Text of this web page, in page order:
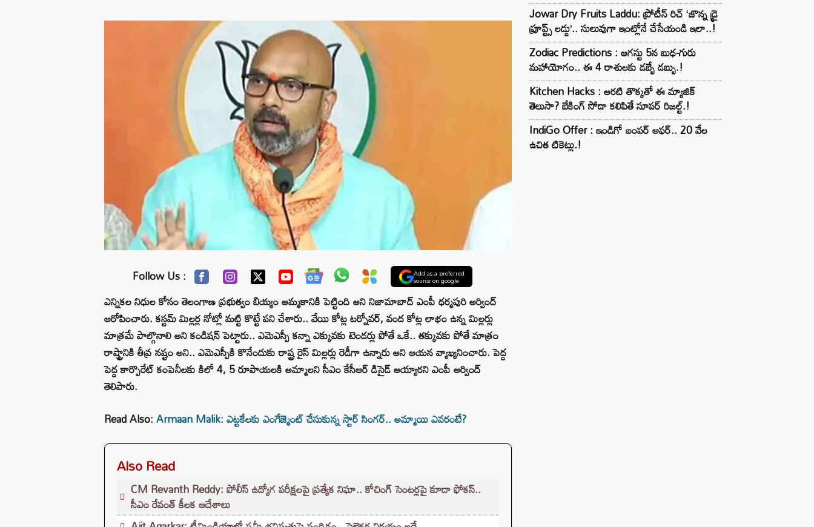
Follow Us : Add as a preferred
source on google
ఎన్నికల నిధుల కోసం తెలంగాణ ప్రభుత్వం బియ్యం అమ్మకానికి పెట్టింది అని నిజామాబాద్ ఎంపీ ధర్మపురి అర్వింద్
ఆరోపించారు. కస్టమ్ మిల్లర్ల నోట్లో మట్టి కొట్టే పని చేశారు.. వేయి కోట్ల టర్నోవర్, వంద కోట్ల లాభం ఉన్న మిల్లర్లు
మాత్రమే పాల్గొనాలి అని కండిషన్ పెట్టారు.. ఎమెఎస్పీ కన్నా ఎక్కువకు టెండర్లు పోతే ఒకే.. తక్కువకు పోతే మాత్రం
రాష్ట్రానికి తీవ్ర నష్టం అని.. ఎమెఎస్పీకి కొనేందుకు రాష్ట్ర రైస్ మిల్లర్లు రెడీగా ఉన్నారు అని ఆయన వ్యాఖ్యనించారు. పెద్ద
పెద్ద కార్పొరేట్ కంపెనీలకు కిలో 4, 5 రూపాయలకి అమ్మాలని సీఎం కేసీఆర్ డిసైడ్ అయ్యారని ఎంపీ అర్వింద్
తెలిపారు.
Read Also:Armaan Malik: ఎట్టకేలకు ఎంగేజ్మెంట్ చేసుకున్న స్టార్ సింగర్.. అమ్మాయి ఎవరంటే?
Also Read
CM Revanth Reddy: పోలీస్ ఉద్యోగ పరీక్షలపై ప్రత్యేక నిఘా.. కోచింగ్ సెంటర్లపై కూడా ఫోకస్..
సీఎం రేవంత్ కీలక ఆదేశాలు
Jowar Dry Fruits Laddu: ప్రోటీన్ రిచ్ ‘జొన్న డ్రై
ఫ్రూప్ట్స్ లడ్డు’.. సులువుగా ఇంట్లోనే చేసేయండి ఇలా..!
Zodiac Predictions : ఆగస్టు 5న బుధ-గురు
మహాయోగం.. ఈ 4 రాశులకు డబ్బే డబ్బు.!
Kitchen Hacks : అరటి తొక్కతో ఈ మ్యాజిక్
తెలుసా? బేకింగ్ సోడా కలిపితే సూపర్ రిజల్ట్.!
IndiGo Offer : ఇండిగో బంపర్ ఆఫర్.. 20 వేల
ఉచిత టికెట్లు.!